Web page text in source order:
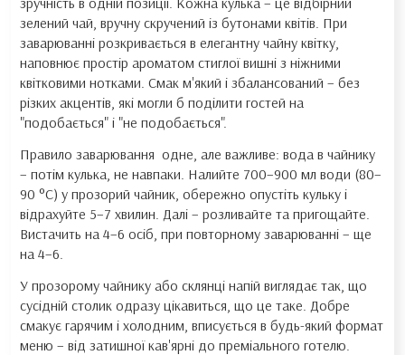
зелений чай, вручну скручений із бутонами квітів. При
заварюванні розкривається в елегантну чайну квітку,
наповнює простір ароматом стиглої вишні з ніжними
квітковими нотками. Смак м'який і збалансований – без
різких акцентів, які могли б поділити гостей на
"подобається" і "не подобається".
Правило заварювання одне, але важливе: вода в чайнику
– потім кулька, не навпаки. Налийте 700–900 мл води (80–
90 °C) у прозорий чайник, обережно опустіть кульку і
відрахуйте 5–7 хвилин. Далі – розливайте та пригощайте.
Вистачить на 4–6 осіб, при повторному заварюванні – ще
на 4–6.
У прозорому чайнику або склянці напій виглядає так, що
сусідній столик одразу цікавиться, що це таке. Добре
смакує гарячим і холодним, вписується в будь-який формат
меню – від затишної кав'ярні до преміального готелю.